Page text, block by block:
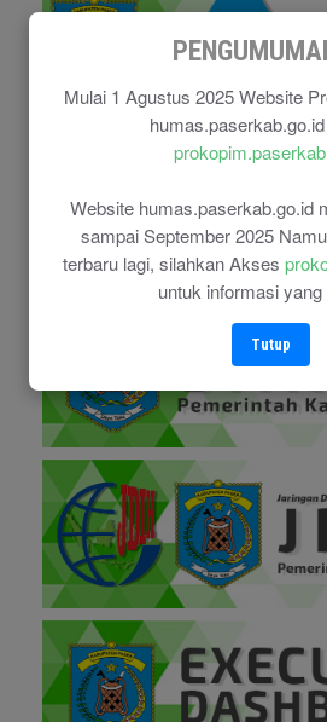
Mulai 1 Agustus 2025 Website
Website humas.paserkab.go.id
sampai September 2025
terbaru lagi, silahkan Akses
untuk informasi
Tutup